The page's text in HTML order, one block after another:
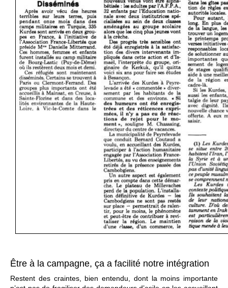
Être à la campagne, ça a facilité notre intégration
Restent des craintes, bien entendu, dont la moins importante